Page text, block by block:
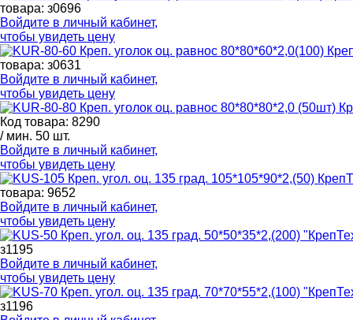
товара: з0696
Войдите в личный кабинет,
чтобы увидеть цену
товара: з0631
Войдите в личный кабинет,
чтобы увидеть цену
Код товара: 8290
/ мин. 50 шт.
Войдите в личный кабинет,
чтобы увидеть цену
товара: 9652
Войдите в личный кабинет,
чтобы увидеть цену
з1195
Войдите в личный кабинет,
чтобы увидеть цену
з1196